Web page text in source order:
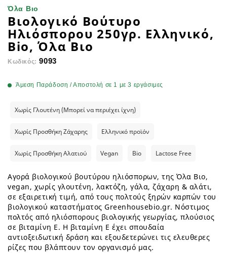
Όλα Βιο
Βιολογικό Βούτυρο
Ηλιόσπορου 250γρ. Ελληνικό,
Bio, Όλα Βιο
Κωδικός: 9093
Άμεση Παράδοση / Αποστολή σε 1 με 3 εργάσιμες
Χωρίς Γλουτένη (Μπορεί να περιέχει ίχνη)
Χωρίς Προσθήκη Ζάχαρης Ελληνικό προϊόν
Χωρίς Προσθήκη Αλατιού Vegan Bio Lactose Free
Αγορά βιολογικού βουτύρου ηλιόσπορων, της Όλα Βιο,
vegan, χωρίς γλουτένη, λακτόζη, γάλα, ζάχαρη & αλάτι,
σε εξαιρετική τιμή, από τους πολτούς ξηρών καρπών του
βιολογικού καταστήματος Greenhousebio.gr. Νόστιμος
πολτός από ηλιόσπορους βιολογικής γεωργίας, πλούσιος
σε βιταμίνη Ε. Η βιταμίνη Ε έχει σπουδαία
αντιοξειδωτική δράση και εξουδετερώνει τις ελευθερες
ρίζες που βλάπτουν τον οργανισμό μας.